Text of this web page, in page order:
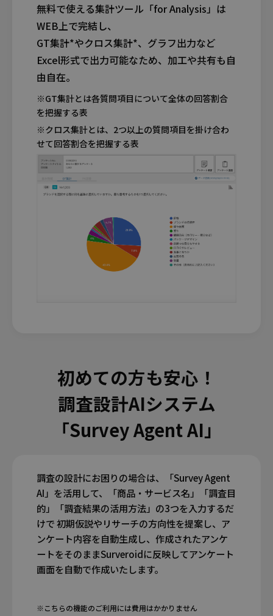
無料で使える集計ツール「for Analysis」は
WEB上で完結し、
GT集計*やクロス集計*、グラフ出力など
Excel形式で出力可能なため、加工や共有も自
由自在。
※GT集計とは各質問項目について全体の回答割合
を把握する表
※クロス集計とは、2つ以上の質問項目を掛け合わ
せて回答割合を把握する表
初めての方も安心！
調査設計AIシステム
「Survey Agent AI」
調査の設計にお困りの場合は、「Survey Agent
AI」を活用して、「商品・サービス名」「調査目
的」「調査結果の活用方法」の3つを入力するだ
けで 初期仮説やリサーチの方向性を提案し、ア
ンケート内容を自動生成し、作成されたアンケ
ートをそのままSurveroidに反映してアンケート
画面を自動で作成いたします。
※こちらの機能のご利用には費用はかかりません